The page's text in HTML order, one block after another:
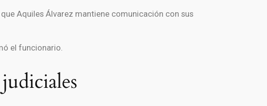
Aquiles Álvarez mantiene comunicación con sus
el funcionario.